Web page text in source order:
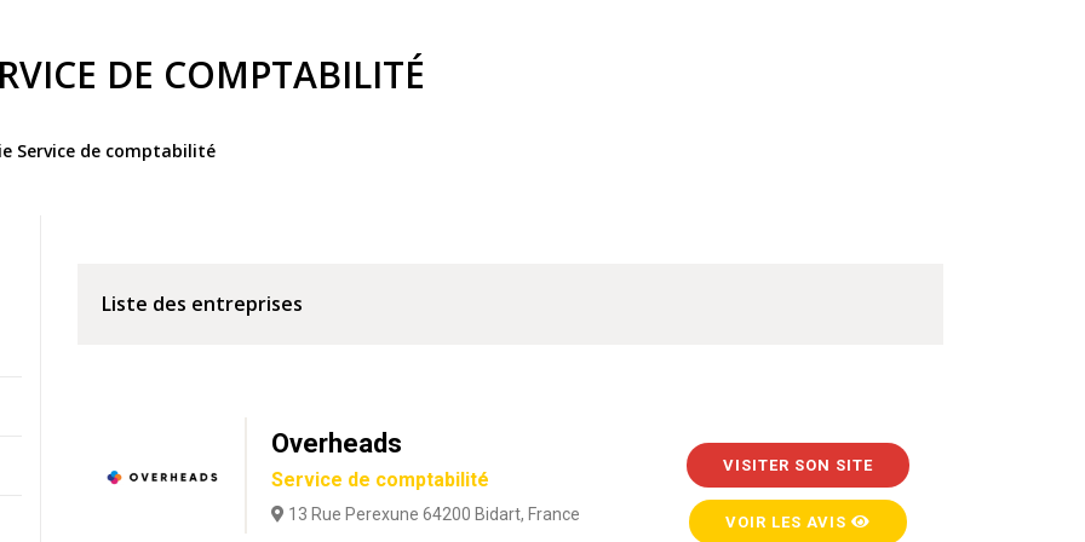
DE COMPTABILITÉ
Service de comptabilité
Liste des entreprises
Overheads
Service de comptabilité
13 Rue Perexune 64200 Bidart, France
VISITER SON SITE
VOIR LES AVIS